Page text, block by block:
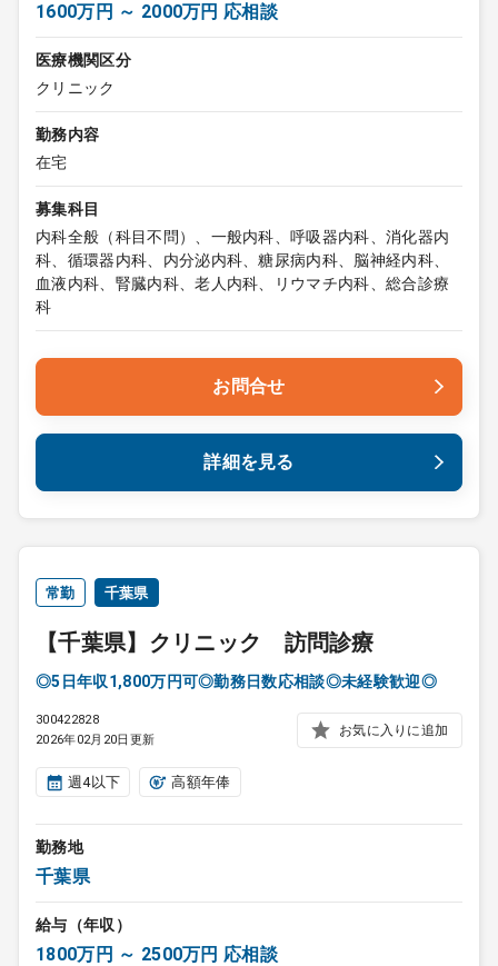
1600万円 ～ 2000万円 応相談
医療機関区分
クリニック
勤務内容
在宅
募集科目
内科全般（科目不問）、一般内科、呼吸器内科、消化器内
科、循環器内科、内分泌内科、糖尿病内科、脳神経内科、
血液内科、腎臓内科、老人内科、リウマチ内科、総合診療
科
お問合せ
詳細を見る
常勤 千葉県
【千葉県】クリニック 訪問診療
◎5日年収1,800万円可◎勤務日数応相談◎未経験歓迎◎
300422828
2026年02月20日更新
お気に入りに追加
週4以下 高額年俸
勤務地
千葉県
給与（年収）
1800万円 ～ 2500万円 応相談